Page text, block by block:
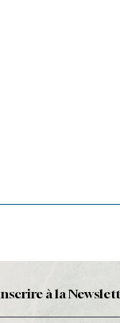
à la